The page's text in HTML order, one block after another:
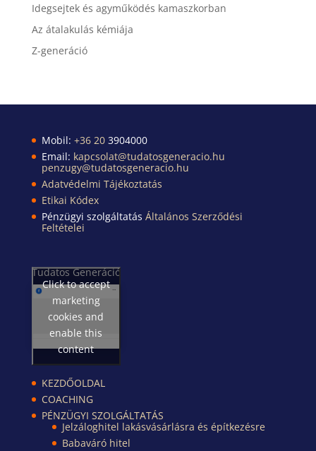
Idegsejtek és agyműködés kamaszkorban
Az átalakulás kémiája
Z-generáció
Mobil: +36 20 3904000
Email: kapcsolat@tudatosgeneracio.hu
penzugy@tudatosgeneracio.hu
Adatvédelmi Tájékoztatás
Etikai Kódex
Pénzügyi szolgáltatás Általános Szerződési
Feltételei
Tudatos Generáció
Click to accept
marketing
cookies and
enable this
content
KEZDŐOLDAL
COACHING
PÉNZÜGYI SZOLGÁLTATÁS
Jelzáloghitel lakásvásárlásra és építkezésre
Babaváró hitel